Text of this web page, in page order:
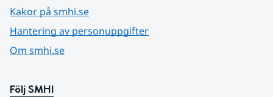
Kakor på smhi.se
Hantering av personuppgifter
Om smhi.se
Följ SMHI